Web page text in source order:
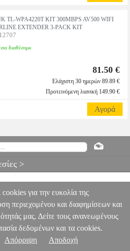
TL-WPA4220T KIT 300MBPS AV500 WIFI
EXTENDER 3-PACK KIT
διαθέσιμο
81.50 €
Ελάχιστη 30 ημερών 89.89 €
Προτεινόμενη λιανική 149.90 €
Αγορά
>
για την ευκολία της
περιεχομένου και διαφημίσεων και
μας. Δείτε τους ανανεωμένους
δεδομένων και τα cookies.
Απόρριψη Αποδοχή